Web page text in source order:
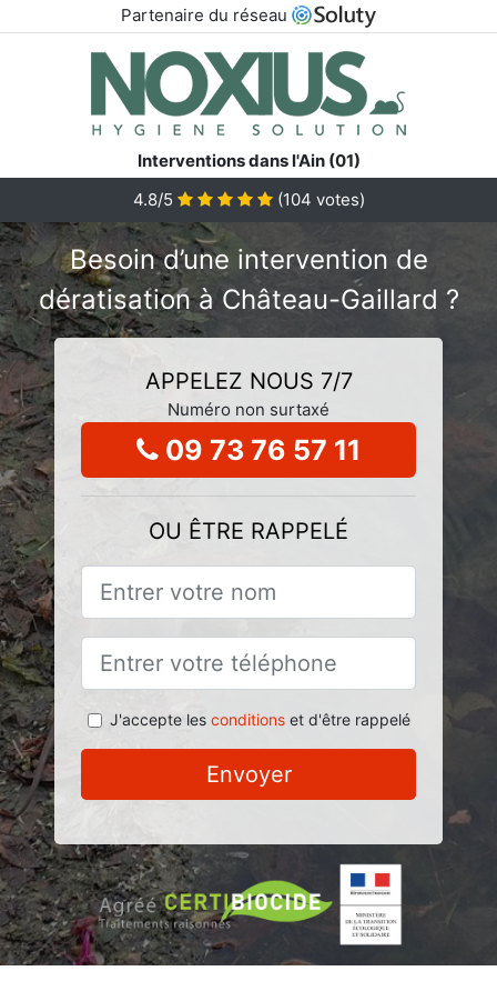
Partenaire du réseau
Interventions dans l'Ain (01)
4.8/5
(104 votes)
Besoin d’une intervention de
dératisation à Château-Gaillard ?
APPELEZ NOUS 7/7
Numéro non surtaxé
09 73 76 57 11
OU ÊTRE RAPPELÉ
J'accepte les conditionset d'être rappelé
Envoyer